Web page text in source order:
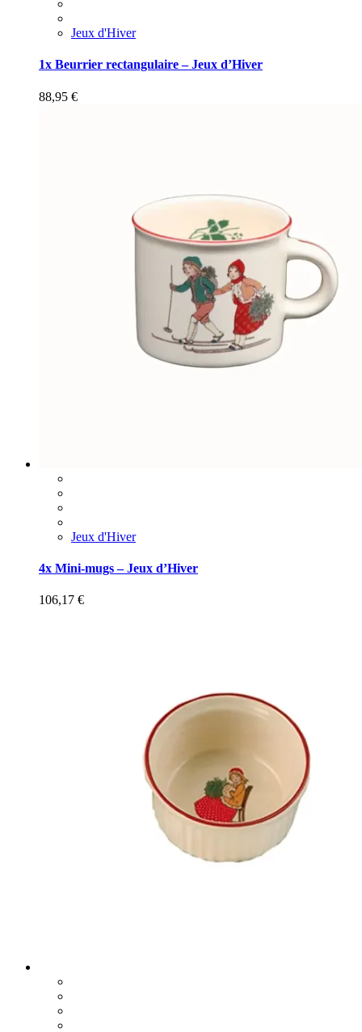
Jeux d'Hiver
1x Beurrier rectangulaire – Jeux d’Hiver
88,95 €
Jeux d'Hiver
4x Mini-mugs – Jeux d’Hiver
106,17 €